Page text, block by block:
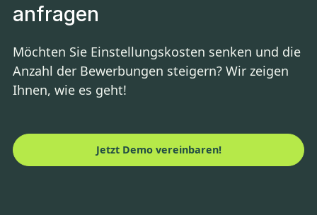
anfragen
Möchten Sie Einstellungskosten senken und die
Anzahl der Bewerbungen steigern? Wir zeigen
Ihnen, wie es geht!
Jetzt Demo vereinbaren!